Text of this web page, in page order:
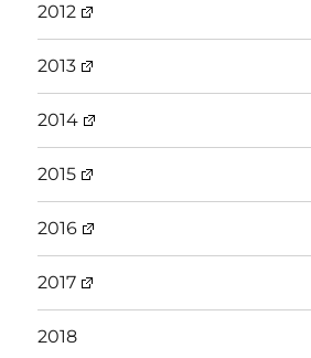
2012
2013
2014
2015
2016
2017
2018